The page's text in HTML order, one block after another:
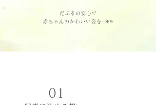
だぶるの安心で
赤ちゃんのかわいい姿を܀ꕤ୭
01